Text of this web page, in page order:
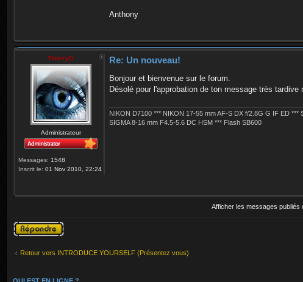
Anthony
ThierryD
Administrateur
Messages: 1548
Inscrit le: 01 Nov 2010, 22:24
Re: Un nouveau!
Bonjour et bienvenue sur le forum.
Désolé pour l'approbation de ton message très
NIKON D7100 *** NIKON 17-55 mm AF-S DX f/2.8G G IF ED
SIGMA 8-16 mm F4.5-5.6 DC HSM *** Flash SB600
Afficher les messages publiés
Publier une
réponse
Retour vers INTRODUCE YOURSELF (Présentez vous)